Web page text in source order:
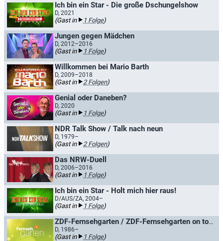
Ich bin ein Star - Die große Dschungelshow
D, 2021
(Gast in 1 Folge)
Jungen gegen Mädchen
D, 2012–2016
(Gast in 1 Folge)
Willkommen bei Mario Barth
D, 2009–2018
(Gast in 2 Folgen)
Genial oder Daneben?
D, 2020
(Gast in 1 Folge)
NDR Talk Show / Talk nach neun
D, 1979–
(Gast in 2 Folgen)
Das NRW-Duell
D, 2006–2016
(Gast in 1 Folge)
Ich bin ein Star - Holt mich hier raus!
D/AUS/ZA, 2004–
(Gast in 1 Folge)
ZDF-Fernsehgarten / ZDF-Fernsehgarten on tour
D, 1986–
(Gast in 1 Folge)